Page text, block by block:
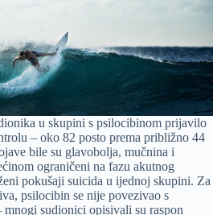
u skupini s psilocibinom prijavilo
– oko 82 posto prema približno 44
bile su glavobolja, mučnina i
ograničeni na fazu akutnog
pokušaji suicida u ijednoj skupini. Za
psilocibin se nije povezivao s
sudionici opisivali su raspon